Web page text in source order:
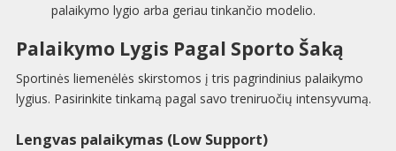
palaikymo lygio arba geriau tinkančio modelio.
Palaikymo Lygis Pagal Sporto Šaką
Sportinės liemenėlės skirstomos į tris pagrindinius palaikymo
lygius. Pasirinkite tinkamą pagal savo treniruočių intensyvumą.
Lengvas palaikymas (Low Support)